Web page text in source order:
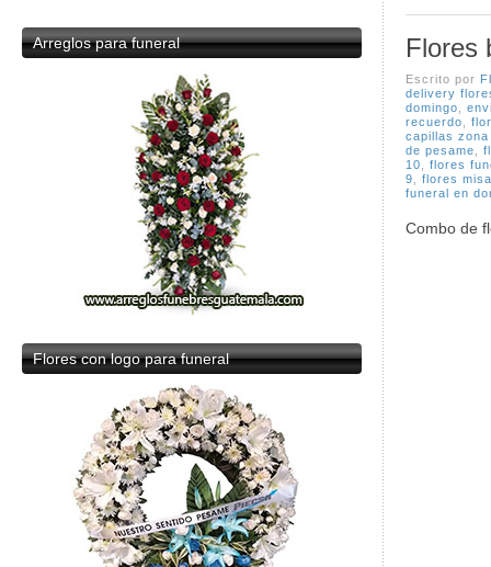
Flores
Escrito por
delivery
domingo
recuerdo
capillas zona
de pesame
10
flores
9
flores
funeral en
Combo de
Arreglospara funeral
Florescon logo para funeral